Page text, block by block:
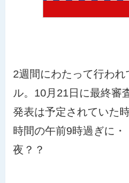
2週間にわたって行わ
ル。10月21日に最終審
発表は予定されていた
時間の午前9時過ぎに
夜？？